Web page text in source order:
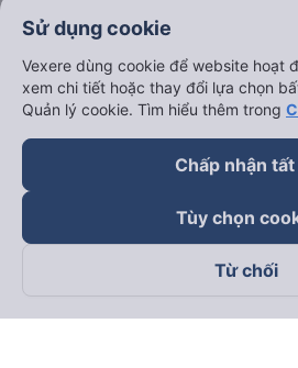
Theo dõi chúng tôi trên
Sử dụng cookie
Vexere dùng cookie để website hoạt
xem chi tiết hoặc thay đổi lựa chọn
Quản lý cookie. Tìm hiểu thêm trong
Chấp nhận tất
Tùy chọn
Từ chối